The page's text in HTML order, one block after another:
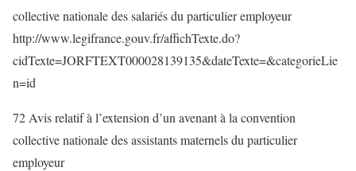
collective nationale des salariés du particulier employeur
http://www.legifrance.gouv.fr/affichTexte.do?
cidTexte=JORFTEXT000028139135&dateTexte=&categorieLie
n=id
72 Avis relatif à l’extension d’un avenant à la convention
collective nationale des assistants maternels du particulier
employeur